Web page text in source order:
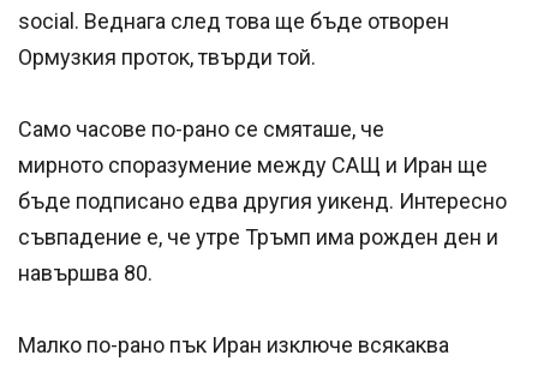
social. Веднага след това ще бъде отворен
Ормузкия проток, твърди той.
Само часове по-рано се смяташе, че
мирното споразумение между САЩ и Иран ще
бъде подписано едва другия уикенд. Интересно
съвпадение е, че утре Тръмп има рожден ден и
навършва 80.
Малко по-рано пък Иран изключе всякаква